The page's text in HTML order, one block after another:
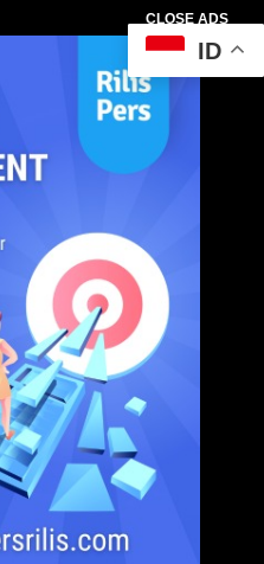
CLOSE ADS
ID